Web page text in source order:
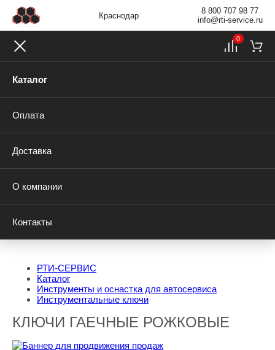
Краснодар
8 800 707 98 77
info@rti-service.ru
Каталог
Оплата
Доставка
О компании
Контакты
0
РТИ-СЕРВИС
Каталог
Инструменты и оснастка для автосервиса
Инструментальные ключи
КЛЮЧИ ГАЕЧНЫЕ РОЖКОВЫЕ